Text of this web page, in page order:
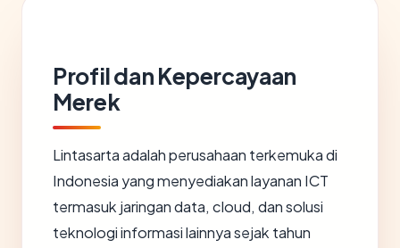
Profil dan Kepercayaan
Merek
Lintasarta adalah perusahaan terkemuka di
Indonesia yang menyediakan layanan ICT
termasuk jaringan data, cloud, dan solusi
teknologi informasi lainnya sejak tahun